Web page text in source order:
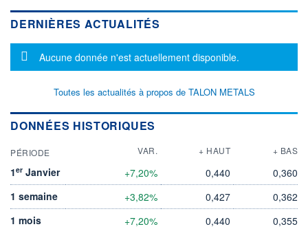
DERNIÈRES ACTUALITÉS
Message d'information
Aucune donnée n'est actuellement disponible.
Toutes les actualités à propos de TALON METALS
DONNÉES HISTORIQUES
PÉRIODE VAR. + HAUT + BAS
1er Janvier +7,20% 0,440
0,360
1 semaine
+3,82% 0,427
0,362
1 mois
+7,20% 0,440
0,355